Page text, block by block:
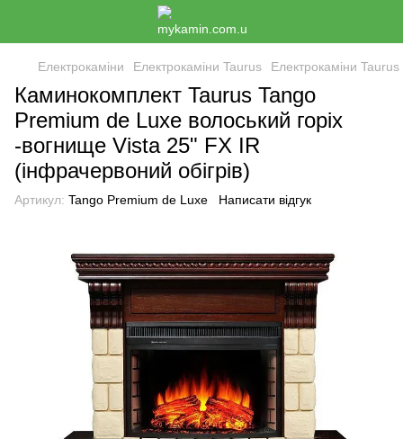
Електрокаміни Електрокаміни Taurus Електрокаміни
Каминокомплект Taurus Tango
Premium de Luxe волоський горіх
-вогнище Vista 25" FX IR
(інфрачервоний обігрів)
Артикул: Tango Premium de Luxe Написати відгук